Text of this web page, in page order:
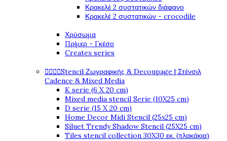
Κρακελέ 2 συστατικών διάφανο
Κρακελέ 2 συστατικών - crocodile
Χρύσωμα
Πρίμερ - Γκέσο
Createx series
Stencil Ζωγραφικής & Decoupage | Στένσιλ
Cadence & Mixed Media
K serie (6 X 20 cm)
Mixed media stencil Serie (10X25 cm)
D serie (15 X 20 cm)
Home Decor Midi Stencil (25x25 cm)
Siluet Trendy Shadow Stencil (25X25 cm)
Tiles stencil collection 30X30 εκ. (πλακάκια)